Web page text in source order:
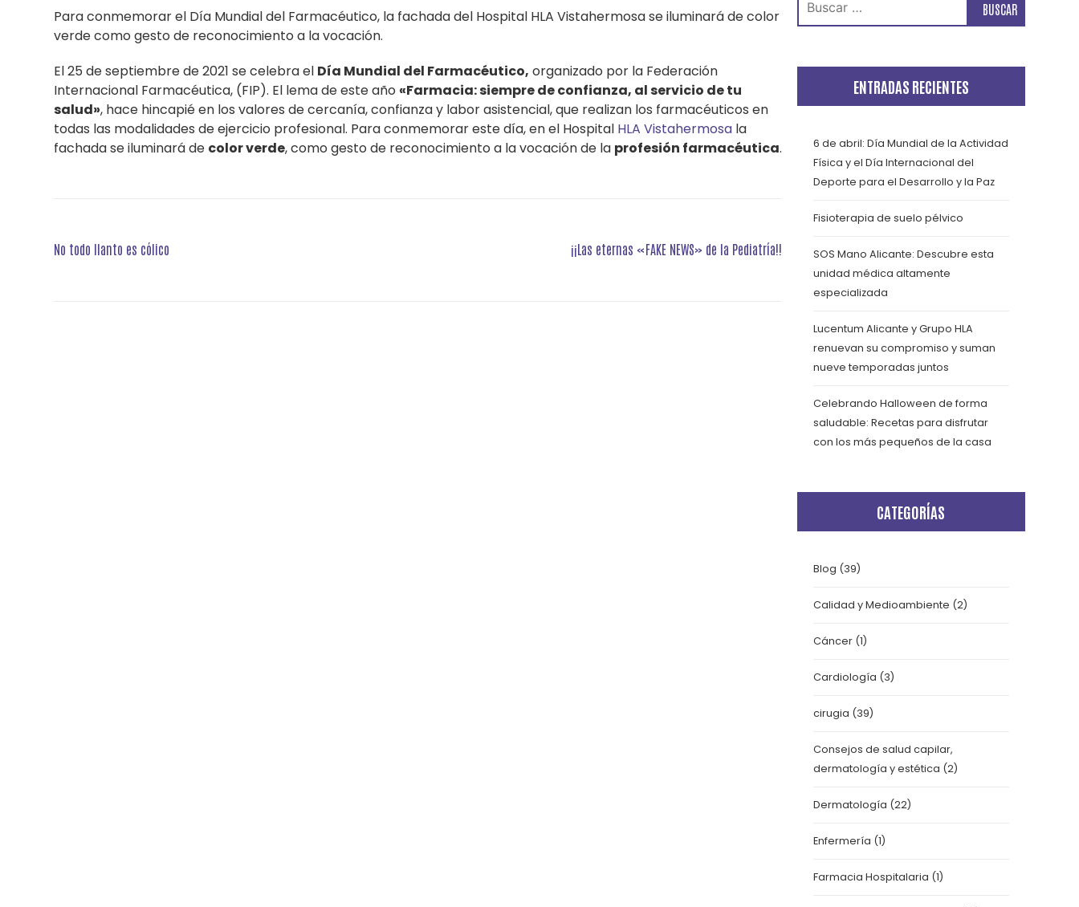
Para conmemorar el Día Mundial del Farmacéutico, la fachada del Hospital HLA Vistahermosa se iluminará de color
verde como gesto de reconocimiento a la vocación.
El 25 de septiembre de 2021 se celebra el Día Mundial del Farmacéutico, organizado por la Federación
Internacional Farmacéutica, (FIP). El lema de este año «Farmacia: siempre de confianza, al servicio de tu
salud», hace hincapié en los valores de cercanía, confianza y labor asistencial, que realizan los farmacéuticos en
todas las modalidades de ejercicio profesional. Para conmemorar este día, en el Hospital HLA Vistahermosa la
fachada se iluminará de color verde, como gesto de reconocimiento a la vocación de la profesión farmacéutica.
Navegación
No todo llanto es cólico ¡¡Las eternas «FAKE NEWS» de la Pediatría!!
ENTRADAS RECIENTES
6 de abril: Día Mundial de la Actividad
Física y el Día Internacional del
Deporte para el Desarrollo y la Paz
Fisioterapia de suelo pélvico
SOS Mano Alicante: Descubre esta
unidad médica altamente
especializada
Lucentum Alicante y Grupo HLA
renuevan su compromiso y suman
nueve temporadas juntos
Celebrando Halloween de forma
saludable: Recetas para disfrutar
con los más pequeños de la casa
CATEGORÍAS
Blog (39)
Calidad y Medioambiente (2)
Cáncer(1)
Cardiología (3)
cirugia (39)
Consejos de salud capilar,
dermatología y estética (2)
Dermatología (22)
Enfermería (1)
Farmacia Hospitalaria (1)